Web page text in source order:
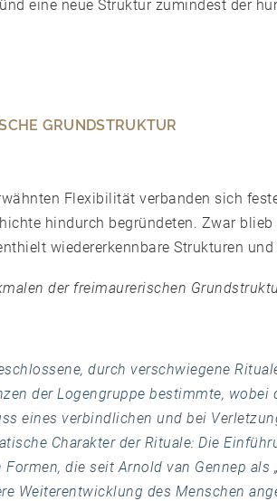
eine neue Struktur zumindest der
GRUNDSTRUKTUR
Flexibilität verbanden sich
hindurch begründeten. Zwar
wiedererkennbare Strukturen und
der freimaurerischen
durch verschwiegene
der Logengruppe bestimmte,
eines verbindlichen und bei
Charakter der Rituale: Die
die seit Arnold van Gennep als
Weiterentwicklung des Menschen